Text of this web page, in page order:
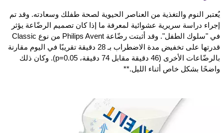
يُعتبر النوم والتغذية من العناصر الحيوية لصحة طفلك وسعادته. وقد تم
إجراء دراسة سريرية عشوائية لمعرفة ما إذا كان تصميم الرضّاعة يؤثر
في "سلوك الطفل". وقد أثبتت رضّاعة Philips Avent من نوع Classic
قدرتها على تخفيض مدة الاضطراب بـ 28 دقيقة تقريبًا في اليوم مقارنة
بالرضّاعات الأخرى (46 دقيقة مقابل 74 دقيقة، p=0.05). وكان ذلك
واضحًا بشكل خاص أثناء الليل.**